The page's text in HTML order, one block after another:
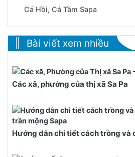
Cá Hồi, Cá Tầm Sapa
Bài viết xem nhiều
Các xã, phường của thị xã Sa Pa
Hướng dẫn chi tiết cách trồng và